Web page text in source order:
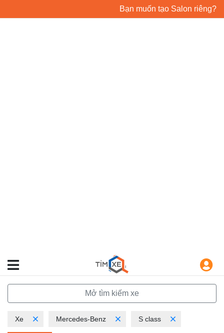
Bạn muốn tạo Salon riêng?
Mở tìm kiếm xe
Xe Mercedes-Benz S class